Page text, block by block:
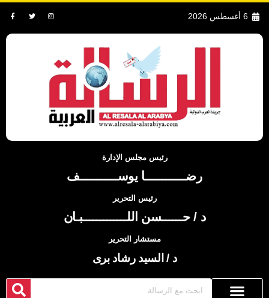
6 أغسطس 2026
رئيس مجلس الإدارة
رضــــــــــــا يوســـــــــــف
رئيس التحرير
د / حــــــسن اللـــــــــــــبـان
مستشار التحرير
د / السيد رشاد برى